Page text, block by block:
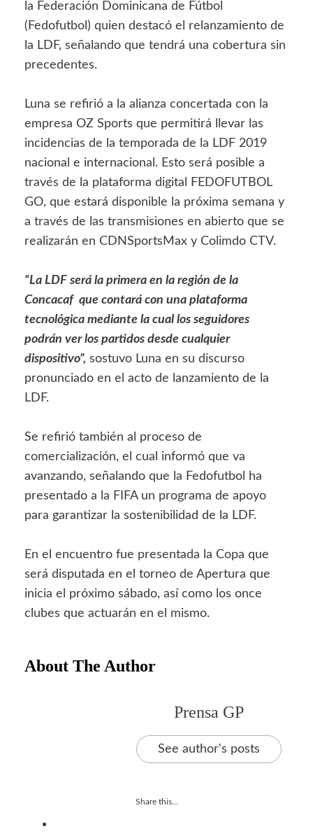
la Federación Dominicana de Fútbol
(Fedofutbol) quien destacó el relanzamiento de
la LDF, señalando que tendrá una cobertura sin
precedentes.
Luna se refirió a la alianza concertada con la
empresa OZ Sports que permitirá llevar las
incidencias de la temporada de la LDF 2019
nacional e internacional. Esto será posible a
través de la plataforma digital FEDOFUTBOL
GO, que estará disponible la próxima semana y
a través de las transmisiones en abierto que se
realizarán en CDNSportsMax y Colimdo CTV.
“La LDF será la primera en la región de la
Concacaf que contará con una plataforma
tecnológica mediante la cual los seguidores
podrán ver los partidos desde cualquier
dispositivo”, sostuvo Luna en su discurso
pronunciado en el acto de lanzamiento de la
LDF.
Se refirió también al proceso de
comercialización, el cual informó que va
avanzando, señalando que la Fedofutbol ha
presentado a la FIFA un programa de apoyo
para garantizar la sostenibilidad de la LDF.
En el encuentro fue presentada la Copa que
será disputada en el torneo de Apertura que
inicia el próximo sábado, así como los once
clubes que actuarán en el mismo.
About The Author
Prensa GP
See author's posts
Share this...